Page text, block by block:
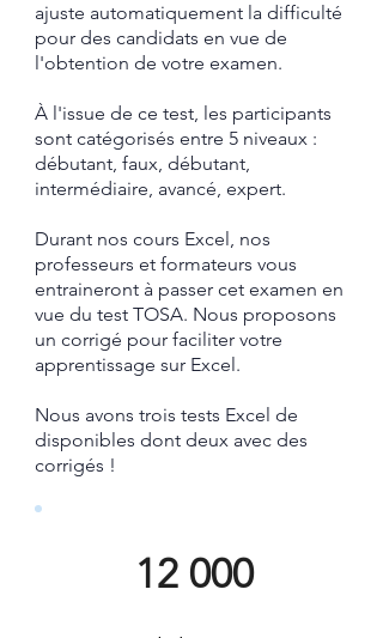
ajuste automatiquement la difficulté
pour des candidats en vue de
l'obtention de votre examen.
À l'issue de ce test, les participants
sont catégorisés entre 5 niveaux :
débutant, faux, débutant,
intermédiaire, avancé, expert.
Durant nos cours Excel, nos
professeurs et formateurs vous
entraineront à passer cet examen en
vue du test TOSA. ​ Nous proposons
un corrigé pour faciliter votre
apprentissage sur Excel.​
Nous avons trois tests Excel de
disponibles dont deux avec des
corrigés !
12 000